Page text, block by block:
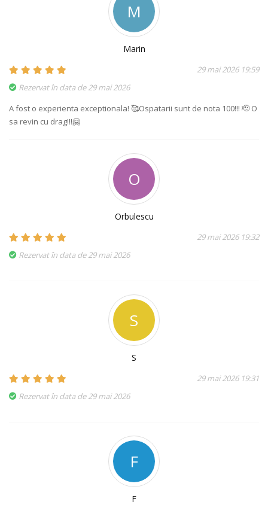
M
Marin
29 mai 2026 19:59
Rezervat în data de 29 mai 2026
A fost o experienta exceptionala! 🥰Ospatarii sunt de nota 100!!! 🫡 O
sa revin cu drag!!!🤗
O
Orbulescu
29 mai 2026 19:32
Rezervat în data de 29 mai 2026
S
S
29 mai 2026 19:31
Rezervat în data de 29 mai 2026
F
F